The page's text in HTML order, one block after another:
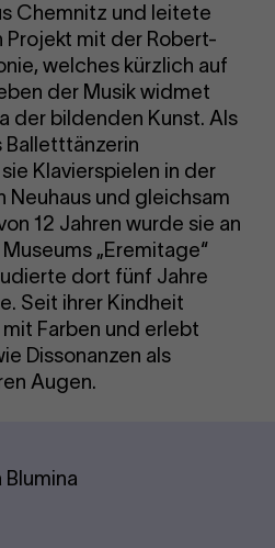
Chemnitz und leitete
Projekt mit der Robert-
welches kürzlich auf
der Musik widmet
der bildenden Kunst. Als
Balletttänzerin
Klavierspielen in der
Neuhaus und gleichsam
12 Jahren wurde sie an
„Eremitage“
dort fünf Jahre
Seit ihrer Kindheit
Farben und erlebt
Dissonanzen als
Augen.